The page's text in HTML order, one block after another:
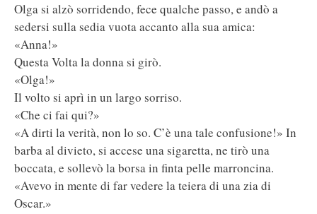
Olga si alzò sorridendo, fece qualche passo, e andò a
sedersi sulla sedia vuota accanto alla sua amica:
«Anna!»
Questa Volta la donna si girò.
«Olga!»
Il volto si aprì in un largo sorriso.
«Che ci fai qui?»
«A dirti la verità, non lo so. C’è una tale confusione!» In
barba al divieto, si accese una sigaretta, ne tirò una
boccata, e sollevò la borsa in finta pelle marroncina.
«Avevo in mente di far vedere la teiera di una zia di
Oscar.»